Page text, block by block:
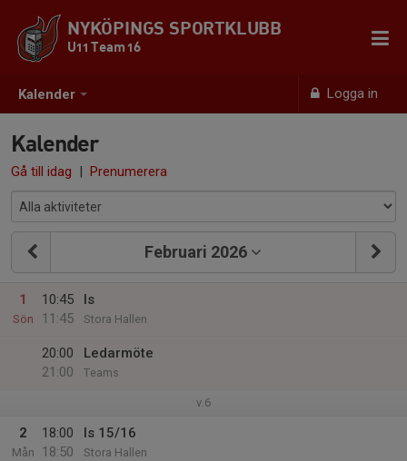
Kalender Logga in
NYKÖPINGS SPORTKLUBB
U11 Team 16
Kalender
Gå till idag | Prenumerera
Februari 2026
1
Sön
10:45
11:45
Is
Stora Hallen
20:00
21:00
Ledarmöte
Teams
v.6
2
Mån
18:00
18:50
Is 15/16
Stora Hallen